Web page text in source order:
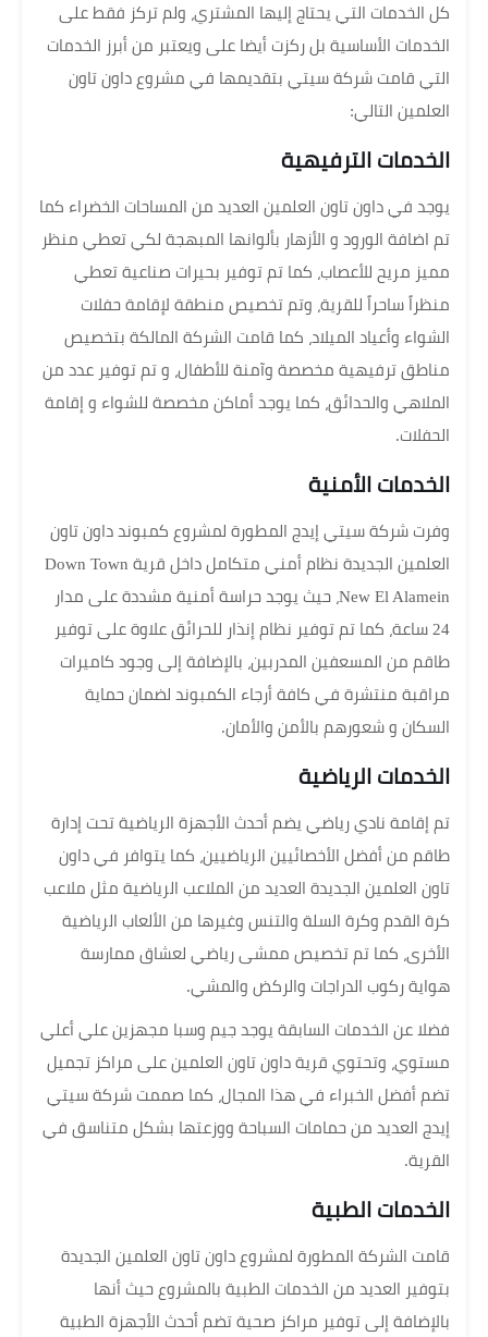
كل الخدمات التي يحتاج إليها المشتري، ولم تركز فقط على
الخدمات الأساسية بل ركزت أيضا على ويعتبر من أبرز الخدمات
التي قامت شركة سيتي بتقديمها في مشروع داون تاون
العلمين التالي:
الخدمات الترفيهية
يوجد في داون تاون العلمين العديد من المساحات الخضراء كما
تم اضافة الورود و الأزهار بألوانها المبهجة لكي تعطي منظر
مميز مريح للأعصاب، كما تم توفير بحيرات صناعية تعطي
منظراً ساحراً للقرية، وتم تخصيص منطقة لإقامة حفلات
الشواء وأعياد الميلاد، كما قامت الشركة المالكة بتخصيص
مناطق ترفيهية مخصصة وآمنة للأطفال، و تم توفير عدد من
الملاهي والحدائق، كما يوجد أماكن مخصصة للشواء و إقامة
الحفلات.
الخدمات الأمنية
وفرت شركة سيتي إيدج المطورة لمشروع كمبوند داون تاون
العلمين الجديدة نظام أمني متكامل داخل قرية Down Town
New El Alamein، حيث يوجد حراسة أمنية مشددة على مدار
24 ساعة، كما تم توفير نظام إنذار للحرائق علاوة على توفير
طاقم من المسعفين المدربين، بالإضافة إلى وجود كاميرات
مراقبة منتشرة في كافة أرجاء الكمبوند لضمان حماية
السكان و شعورهم بالأمن والأمان.
الخدمات الرياضية
تم إقامة نادي رياضي يضم أحدث الأجهزة الرياضية تحت إدارة
طاقم من أفضل الأخصائيين الرياضيين، كما يتوافر في داون
تاون العلمين الجديدة العديد من الملاعب الرياضية مثل ملاعب
كرة القدم وكرة السلة والتنس وغيرها من الألعاب الرياضية
الأخرى، كما تم تخصيص ممشى رياضي لعشاق ممارسة
هواية ركوب الدراجات والركض والمشي.
فضلا عن الخدمات السابقة يوجد جيم وسبا مجهزين علي أعلي
مستوي، وتحتوي قرية داون تاون العلمين على مراكز تجميل
تضم أفضل الخبراء في هذا المجال، كما صممت شركة سيتي
إيدج العديد من حمامات السباحة ووزعتها بشكل متناسق في
القرية.
الخدمات الطبية
قامت الشركة المطورة لمشروع داون تاون العلمين الجديدة
بتوفير العديد من الخدمات الطبية بالمشروع حيث أنها
بالإضافة إلى توفير مراكز صحية تضم أحدث الأجهزة الطبية